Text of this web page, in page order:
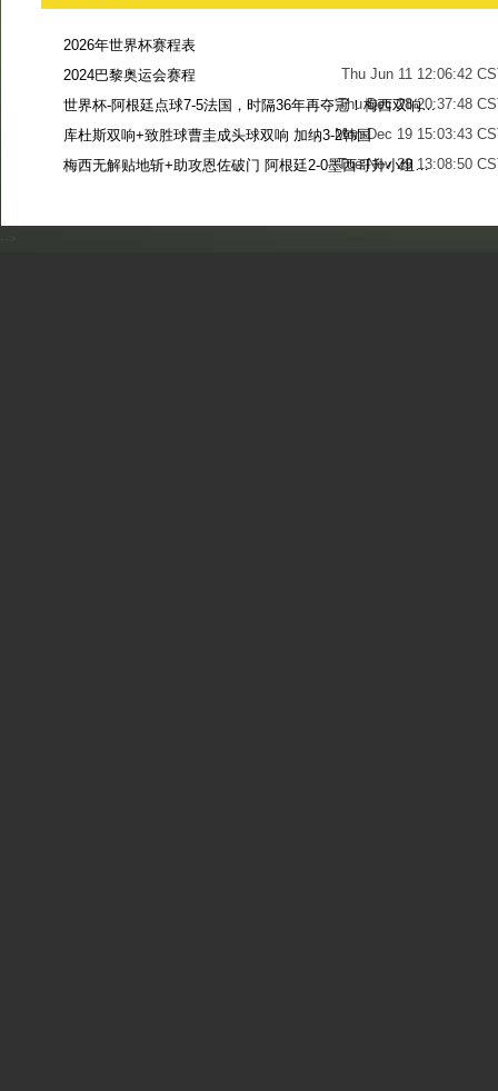
2026年世界杯赛程表
Thu Jun 11 12:06:42
2024巴黎奥运会赛程
Thu Dec 28 20:37:48
世界杯-阿根廷点球7-5法国，时隔36年再夺冠！梅西双响姆巴佩戴帽
Mon Dec 19 15:03:43
库杜斯双响+致胜球曹圭成头球双响 加纳3-2韩国
Tue Nov 29 13:08:50
梅西无解贴地斩+助攻恩佐破门 阿根廷2-0墨西哥升小组第二